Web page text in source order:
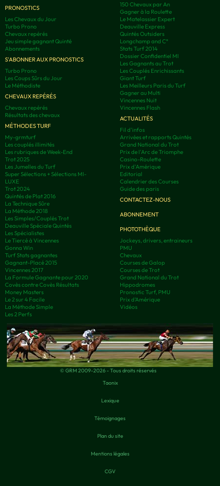
PRONOSTICS
Les Chevaux du Jour
Turbo Prono
Chevaux repérés
Jeu simple gagnant Quinté
Abonnements
S'ABONNER AUX PRONOSTICS
Turbo Prono
Les Coups Sûrs du Jour
Le Méthodiste
CHEVAUX REPÉRÉS
Chevaux repérés
Résultats des chevaux
MÉTHODES TURF
My-grmturf
Les couplés illimités
Les rubriques de Week-End
Trot 2025
Les Jumelles du Turf
Super Sélections + Sélections MI-
LUXE
Trot 2024
Quintés de Plat 2016
La Technique Sûre
La Méthode 2018
Les Simples/Couplés Trot
Deauville Spéciale Quintés
Les Spécialistes
Le Tiercé à Vincennes
Gonna Win
Turf Stats gagnantes
Gagnant-Placé 2015
Vincennes 2017
La Formule Gagnante pour 2020
Covès contre Covès Résultats
Money Masters
Le 2 sur 4 Facile
La Méthode Simple
Les 2 Perfs
150 Chevaux par An
Gagner à la Roulette
Le Matelassier Expert
Deauville Express
Quintés Outsiders
Longchamp and C°
Stats Turf 2014
Dossier Confidentiel MI
Les Gagnants au Trot
Les Couplés Enrichissants
Giant Turf
Les Meilleurs Paris du Turf
Gagner au Multi
Vincennes Nuit
Vincennes Flash
ACTUALITÉS
Fil d'infos
Arrivées et rapports Quintés
Grand National du Trot
Prix de l'Arc de Triomphe
Casino-Roulette
Prix d'Amérique
Editorial
Calendrier des Courses
Guide des paris
CONTACTEZ-NOUS
ABONNEMENT
PHOTOTHÈQUE
Jockeys, drivers, entraineurs
PMU
Chevaux
Courses de Galop
Courses de Trot
Grand National du Trot
Hippodromes
Pronostic Turf, PMU
Prix d’Amérique
Vidéos
© GRM 2009-2026 - Tous droits réservés
Taonix
Lexique
Témoignages
Plan du site
Mentions légales
CGV